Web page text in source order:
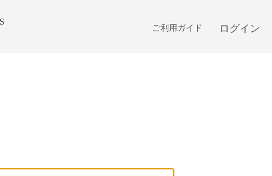
ご利用ガイド ログイン